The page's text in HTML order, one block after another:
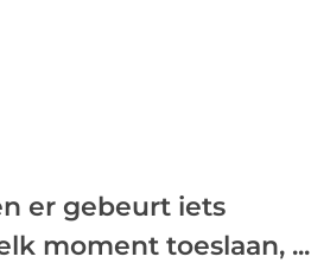
er gebeurt iets
moment toeslaan, ...